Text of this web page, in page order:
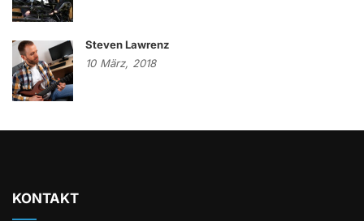
Steven Lawrenz
10 März, 2018
KONTAKT